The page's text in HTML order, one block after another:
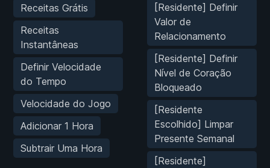
Receitas Grátis
Receitas
Instantâneas
Definir Velocidade
do Tempo
Velocidade do Jogo
Adicionar 1 Hora
Subtrair Uma Hora
[Residente] Definir
Valor de
Relacionamento
[Residente] Definir
Nível de Coração
Bloqueado
[Residente
Escolhido] Limpar
Presente Semanal
[Residente]